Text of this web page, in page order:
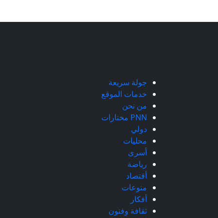
جولة سريعة
خدمات الموقع
من نحن
PNN مختارات
دولي
محليات
أسرى
رياضة
أقتصاد
منوعات
أفكار
ثقافة وفنون